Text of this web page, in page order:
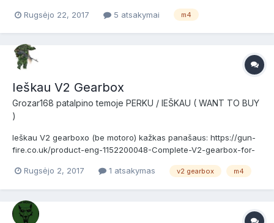
Rugsėjo 22, 2017
5 atsakymai m4
Ieškau V2 Gearbox
Grozar168 patalpino temoje PERKU / IEŠKAU ( WANT TO BUY
)
Ieškau V2 gearboxo (be motoro) kažkas panašaus: https://gun-
fire.co.uk/product-eng-1152200048-Complete-V2-gearbox-for-
Rugsėjo 2, 2017
1 atsakymas v2 gearbox m4